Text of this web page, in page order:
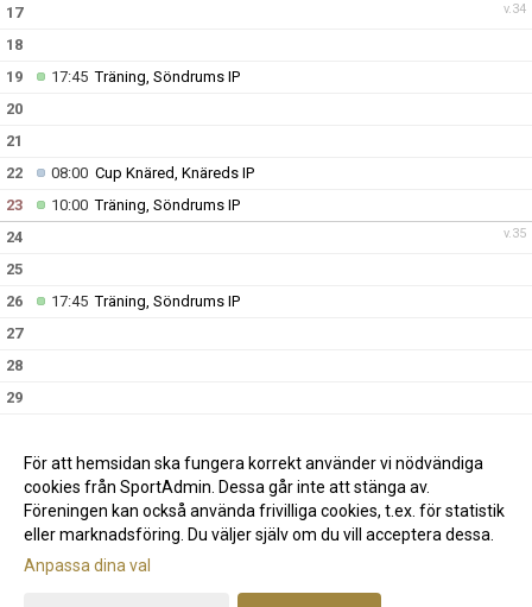
v.34
17
18
19
17:45Träning, Söndrums IP
20
21
22
08:00 Cup Knäred, Knäreds IP
23
10:00Träning, Söndrums IP
v.35
24
25
26
17:45Träning, Söndrums IP
27
28
29
Gå till Webbversion
För att hemsidan ska fungera korrekt använder vi nödvändiga
cookies från SportAdmin. Dessa går inte att stänga av.
Föreningen kan också använda frivilliga cookies, t.ex. för statistik
eller marknadsföring. Du väljer själv om du vill acceptera dessa.
Anpassa dina val